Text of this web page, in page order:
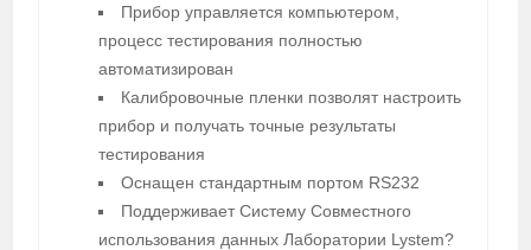
Прибор управляется компьютером,
процесс тестирования полностью
автоматизирован
Калибровочные пленки позволят настроить
прибор и получать точные результаты
тестирования
Оснащен стандартным портом RS232
Поддерживает Систему Совместного
использования данных Лаборатории Lystem?